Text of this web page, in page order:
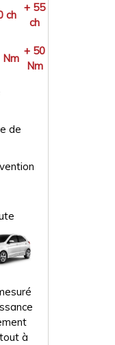
ch
+ 55
ch
Nm
+ 50
Nm
de
à